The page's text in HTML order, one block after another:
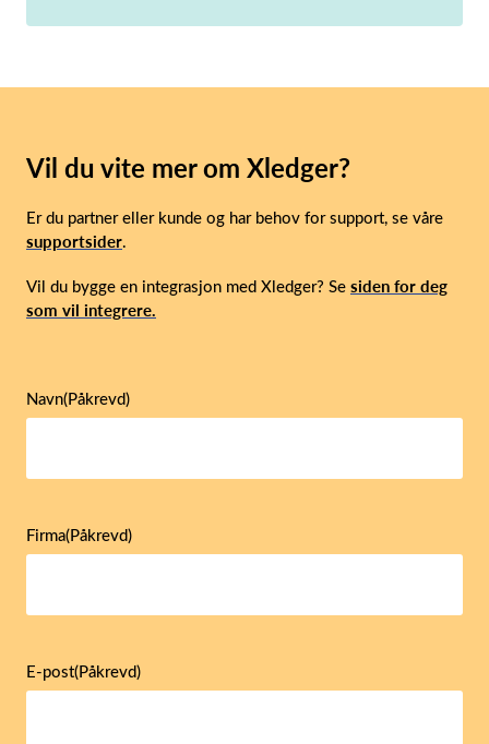
Vil du vite mer om Xledger?
Er du partner eller kunde og har behov for support, se våre
supportsider.
Vil du bygge en integrasjon med Xledger? Se siden for deg
som vil integrere.
Navn(Påkrevd)
Firma(Påkrevd)
E-post(Påkrevd)